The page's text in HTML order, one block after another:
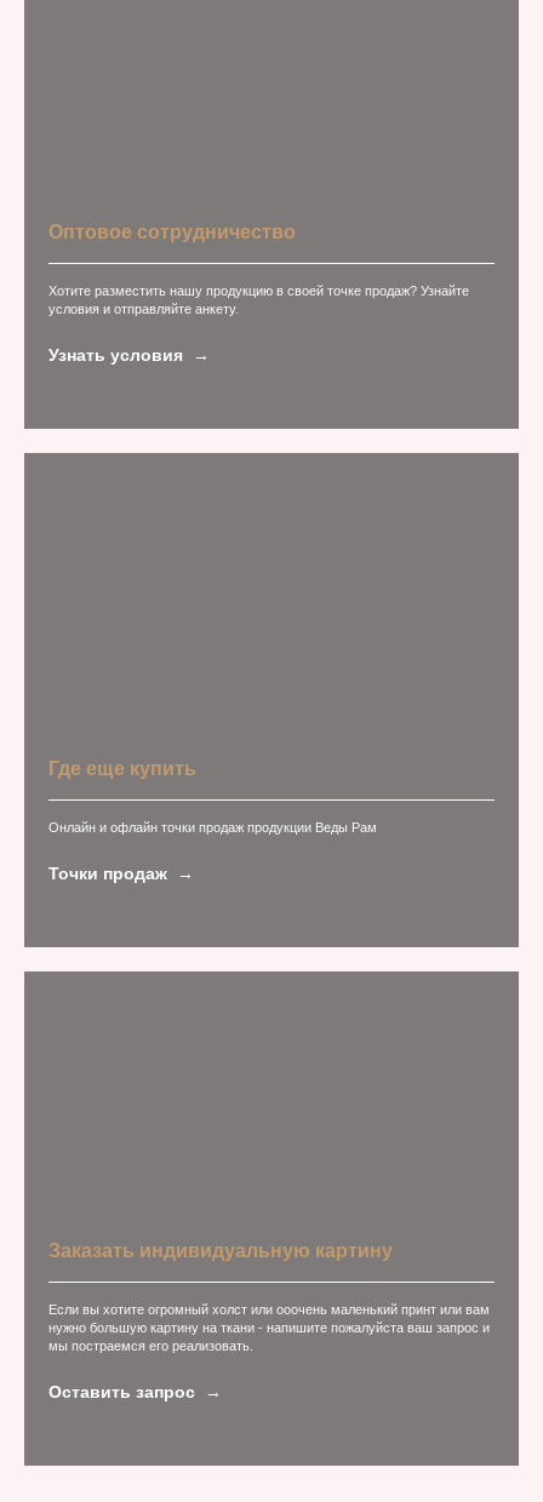
Оптовое сотрудничество
Хотите разместить нашу продукцию в своей точке продаж? Узнайте
условия и отправляйте анкету.
Узнать условия
Где еще купить
Онлайн и офлайн точки продаж продукции Веды Рам
Точки продаж
Заказать индивидуальную картину
Если вы хотите огромный холст или ооочень маленький принт или вам
нужно большую картину на ткани - напишите пожалуйста ваш запрос и
мы постраемся его реализовать.
Оставить запрос